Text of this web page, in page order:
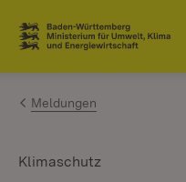
Zum Inhalt springen
Link zur Startseite
Meldungen
Klimaschutz